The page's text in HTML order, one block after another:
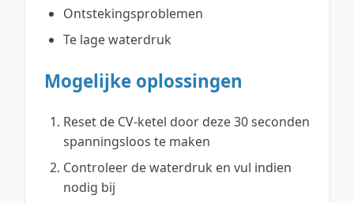
Ontstekingsproblemen
Te lage waterdruk
Mogelijke oplossingen
Reset de CV-ketel door deze 30 seconden
spanningsloos te maken
Controleer de waterdruk en vul indien
nodig bij